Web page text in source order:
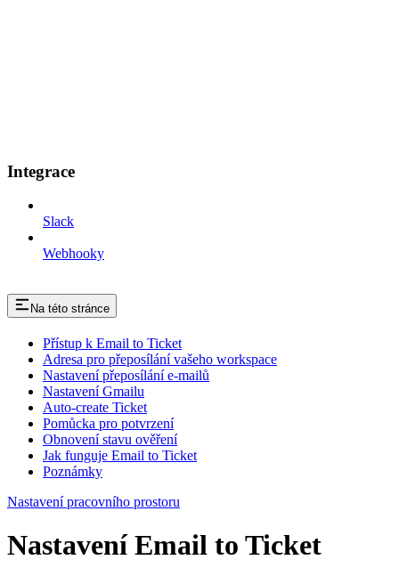
Integrace
Slack
Webhooky
Na této stránce
Přístup k Email to Ticket
Adresa pro přeposílání vašeho workspace
Nastavení přeposílání e-mailů
Nastavení Gmailu
Auto-create Ticket
Pomůcka pro potvrzení
Obnovení stavu ověření
Jak funguje Email to Ticket
Poznámky
Nastavení pracovního prostoru
Nastavení Email to Ticket